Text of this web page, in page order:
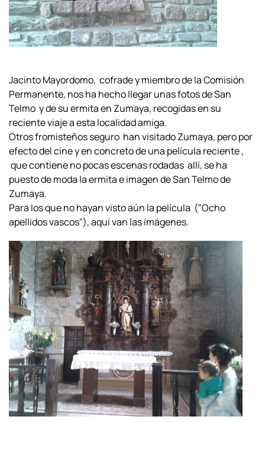
Jacinto Mayordomo, cofrade y miembro de la Comisión
Permanente, nos ha hecho llegar unas fotos de San
Telmo y de su ermita en Zumaya, recogidas en su
reciente viaje a esta localidad amiga.
Otros fromisteños seguro han visitado Zumaya, pero por
efecto del cine y en concreto de una película reciente ,
que contiene no pocas escenas rodadas allí, se ha
puesto de moda la ermita e imagen de San Telmo de
Zumaya.
Para los que no hayan visto aún la película ("Ocho
apellidos vascos"), aquí van las imágenes.